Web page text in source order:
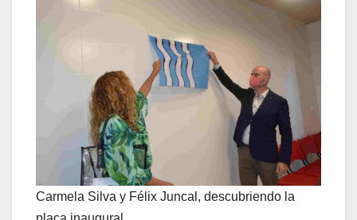
Carmela Silva y Félix Juncal, descubriendo la